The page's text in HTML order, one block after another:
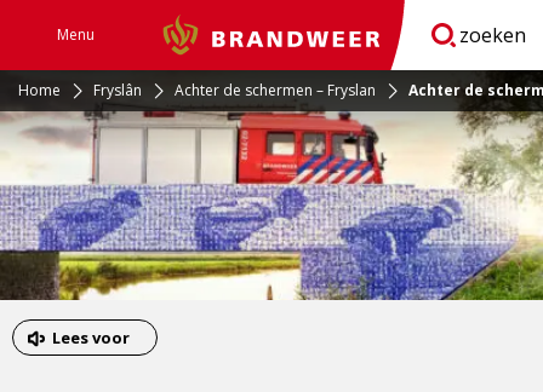
Menu Brandweer zoeken
Home Fryslân Achter de schermen – Fryslan Achter de
Lees voor